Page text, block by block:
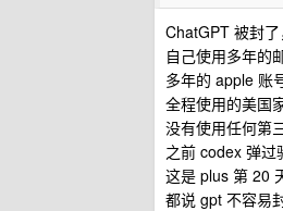
ChatGPT 被封了
自己使用多年的
多年的 apple 账
全程使用的美国
没有使用任何第
之前 codex 弹过
这是 plus 第 20
都说 gpt 不容易